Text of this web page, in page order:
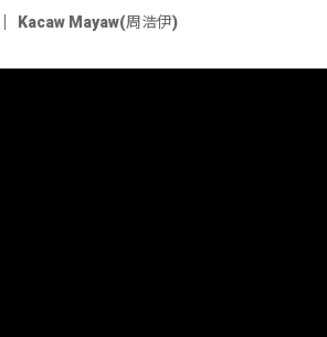
Kacaw Mayaw(周浩伊)